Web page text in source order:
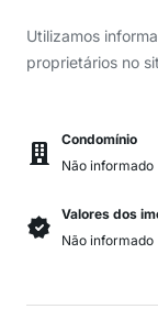
Utilizamos
proprietários no
Condomínio
Não informado
Valores dos
Não informado